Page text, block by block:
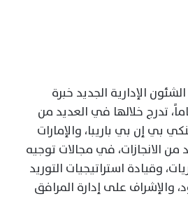
الإدارية الجديد خبرة
تصل لنحو 20 عاماً، تدرج خلالها في العديد من
بي إن بي باريبا، والإمارات
من الانجازات، في مجالات توجيه
وقيادة استراتيجيات التوريد
والإشراف على إدارة المرافق